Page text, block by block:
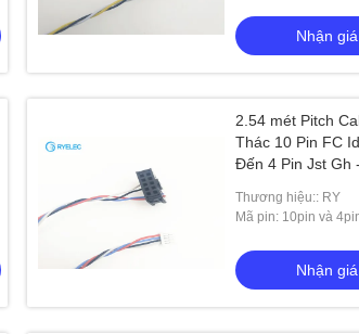
Nhận
2.54 mét Pitch
Thác 10 Pin FC
Đến 4 Pin Jst Gh
Thương hiệu:: RY
Mã pin: 10pin và
Nhận